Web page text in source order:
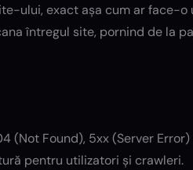
ului, exact așa cum ar face-o
întregul site, pornind de la
(Not Found), 5xx (Server
pentru utilizatori și crawleri.